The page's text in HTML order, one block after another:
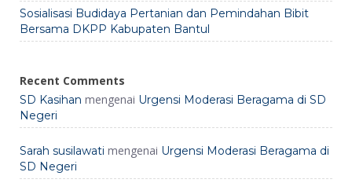
Sosialisasi Budidaya Pertanian dan Pemindahan Bibit
Bersama DKPP Kabupaten Bantul
Recent Comments
SD Kasihan mengenai Urgensi Moderasi Beragama di SD
Negeri
Sarah susilawati mengenai Urgensi Moderasi Beragama di
SD Negeri